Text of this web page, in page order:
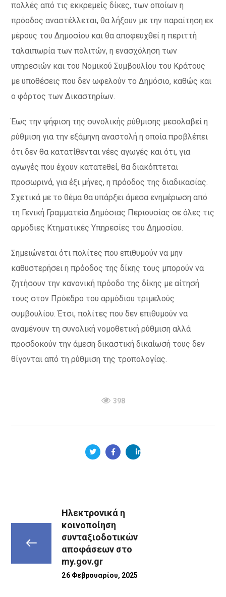
πολλές από τις εκκρεμείς δίκες, των οποίων η
πρόοδος αναστέλλεται, θα λήξουν με την παραίτηση εκ
μέρους του Δημοσίου και θα αποφευχθεί η περιττή
ταλαιπωρία των πολιτών, η ενασχόληση των
υπηρεσιών και του Νομικού Συμβουλίου του Κράτους
με υποθέσεις που δεν ωφελούν το Δημόσιο, καθώς και
ο φόρτος των Δικαστηρίων.
Έως την ψήφιση της συνολικής ρύθμισης μεσολαβεί η
ρύθμιση για την εξάμηνη αναστολή η οποία προβλέπει
ότι δεν θα κατατίθενται νέες αγωγές και ότι, για
αγωγές που έχουν κατατεθεί, θα διακόπτεται
προσωρινά, για έξι μήνες, η πρόοδος της διαδικασίας.
Σχετικά με το θέμα θα υπάρξει άμεσα ενημέρωση από
τη Γενική Γραμματεία Δημόσιας Περιουσίας σε όλες τις
αρμόδιες Κτηματικές Υπηρεσίες του Δημοσίου.
Σημειώνεται ότι πολίτες που επιθυμούν να μην
καθυστερήσει η πρόοδος της δίκης τους μπορούν να
ζητήσουν την κανονική πρόοδο της δίκης με αίτησή
τους στον Πρόεδρο του αρμόδιου τριμελούς
συμβουλίου. Έτσι, πολίτες που δεν επιθυμούν να
αναμένουν τη συνολική νομοθετική ρύθμιση αλλά
προσδοκούν την άμεση δικαστική δικαίωσή τους δεν
θίγονται από τη ρύθμιση της τροπολογίας.
398
Ηλεκτρονικά η
κοινοποίηση
συνταξιοδοτικών
αποφάσεων στο
my.gov.gr
26 Φεβρουαρίου, 2025